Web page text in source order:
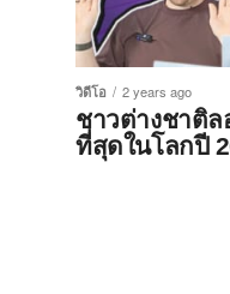
วิดีโอ 2 years ago
ชาวต่างชาติล
ที่สุดในโลกปี